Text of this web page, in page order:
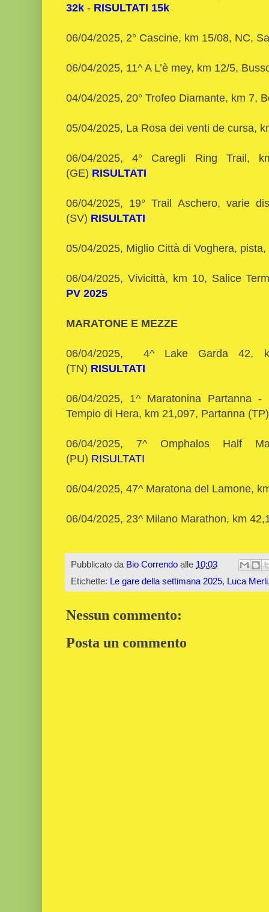
32k - RISULTATI 15k
06/04/2025, 2° Cascine, km 15/08, NC,
06/04/2025, 11^ A L’è mey, km 12/5,
04/04/2025, 20° Trofeo Diamante, km 7,
05/04/2025, La Rosa dei venti de cursa,
06/04/2025, 4° Caregli Ring Trail,
(GE) RISULTATI
06/04/2025, 19° Trail Aschero, varie
(SV) RISULTATI
05/04/2025, Miglio Città di Voghera,
06/04/2025, Vivicittà, km 10, Salice
PV 2025
MARATONE E MEZZE
06/04/2025, 4^ Lake Garda 42,
(TN) RISULTATI
06/04/2025, 1^ Maratonina Partanna
Tempio di Hera, km 21,097, Partanna
06/04/2025, 7^ Omphalos Half
(PU) RISULTATI
06/04/2025, 47^ Maratona del Lamone,
06/04/2025, 23^ Milano Marathon, km
Pubblicato da Bio Correndo alle 10:03
Etichette: Le gare della settimana 2025, Luca Merli
Nessun commento:
Posta un commento